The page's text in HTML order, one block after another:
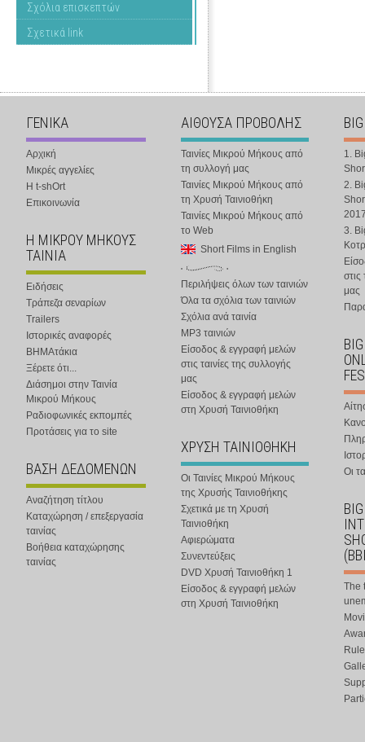
Σχόλια επισκεπτών
Σχετικά link
ΓΕΝΙΚΑ
Αρχική
Μικρές αγγελίες
Η t-shOrt
Επικοινωνία
Η ΜΙΚΡΟΥ ΜΗΚΟΥΣ
ΤΑΙΝΙΑ
Ειδήσεις
Τράπεζα σεναρίων
Trailers
Ιστορικές αναφορές
ΒΗΜΑτάκια
Ξέρετε ότι...
Διάσημοι στην Ταινία
Μικρού Μήκους
Ραδιοφωνικές εκπομπές
Προτάσεις για το site
ΒΑΣΗ ΔΕΔΟΜΕΝΩΝ
Αναζήτηση τίτλου
Καταχώρηση / επεξεργασία
ταινίας
Βοήθεια καταχώρησης
ταινίας
ΑΙΘΟΥΣΑ ΠΡΟΒΟΛΗΣ
Ταινίες Μικρού Μήκους από
τη συλλογή μας
Ταινίες Μικρού Μήκους από
τη Χρυσή Ταινιοθήκη
Ταινίες Μικρού Μήκους από
το Web
Short Films in English
Περιλήψεις όλων των ταινιών
Όλα τα σχόλια των ταινιών
Σχόλια ανά ταινία
MP3 ταινιών
Είσοδος & εγγραφή μελών
στις ταινίες της συλλογής
μας
Είσοδος & εγγραφή μελών
στη Χρυσή Ταινιοθήκη
ΧΡΥΣΗ ΤΑΙΝΙΟΘΗΚΗ
Οι Ταινίες Μικρού Μήκους
της Χρυσής Ταινιοθήκης
Σχετικά με τη Χρυσή
Ταινιοθήκη
Αφιερώματα
Συνεντεύξεις
DVD Χρυσή Ταινιοθήκη 1
Είσοδος & εγγραφή μελών
στη Χρυσή Ταινιοθήκη
1.
2.
3.
στις
μας
Οι
The